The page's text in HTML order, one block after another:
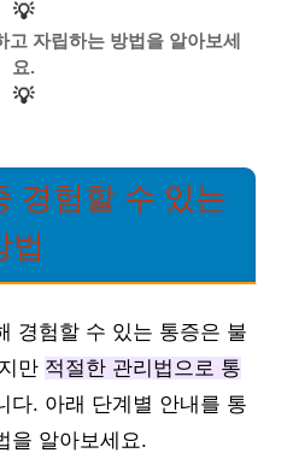
💡
자립하는 방법을 알아보세
요.
💡
경험할 수 있는
법
경험할 수 있는 통증은 불
만 적절한 관리법으로 통
다. 아래 단계별 안내를 통
을 알아보세요.